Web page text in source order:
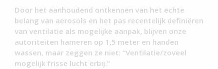
Door het aanhoudend ontkennen van het echte
belang van aerosols en het pas recentelijk definiëren
van ventilatie als mogelijke aanpak, blijven onze
autoriteiten hameren op 1,5 meter en handen
wassen, maar zeggen ze niet: “Ventilatie/zoveel
mogelijk frisse lucht erbij.”